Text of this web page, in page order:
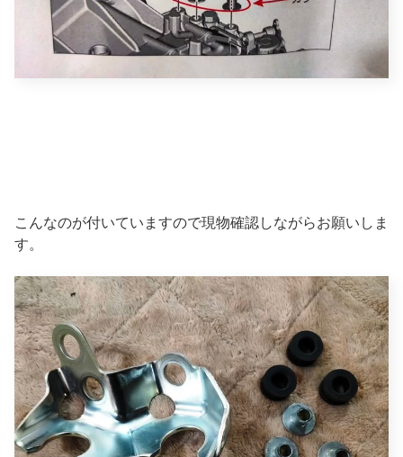
こんなのが付いていますので現物確認しながらお願いしま
す。